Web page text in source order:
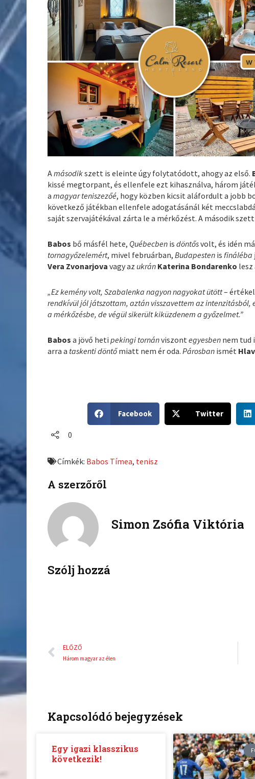
Amásodikszett is eleinte úgy folytatódott, ahogy az első.
kissé megtorpant, és ellenfele ezt kihasználva, három
amagyar teniszezőé, hogy közben kicsit aláfordult a jobb
következő játékban ellenfele adogatásánál két
saját szervajátékával zárta le a mérkőzést. A második
Babos bő másfél hete, Québecben isdöntősvolt, és idén
tornagyőzelemért, mivel februárban,Budapesten is fináléba
Vera Zvonarjova vagy az ukrán Katerina Bondarenko lesz
„Ez kemény volt, Szabalenka nagyon nagyokat ütött–
rendkívül jól játszottam, aztán visszavettem az
a mérkőzésbe, de végül sikerült kiküzdenem a győzelmet.”
Babos a jövő hetipekingi tornánviszontegyesben nem
arra a taskenti döntőmiatt nem ér oda.Párosban ismét
h
o
f
b
Facebook
h
t
t
Twitter
h
0
Címkék: Babos Tímea, tenisz
A szerzőről
Simon Zsófia Viktória
Szólj hozzá
Előző
ELŐZŐ
Három magyar az élen
Kapcsolódó bejegyzések
Egy igazi klasszikus
következik!